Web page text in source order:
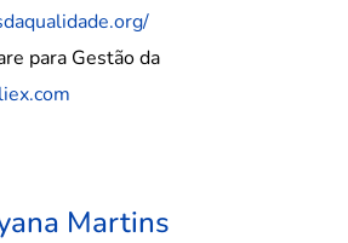
para Gestão da
Martins